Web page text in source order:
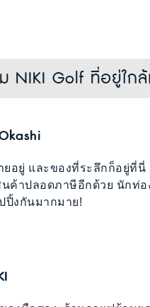
NIKI Golf ที่อยู่ใกล้
ยอยู่ และของที่ระลึกก็อยู่ที่นี่
นค้าปลอดภาษีอีกด้วย นักท่อ
ปิ้งกันมากมาย!